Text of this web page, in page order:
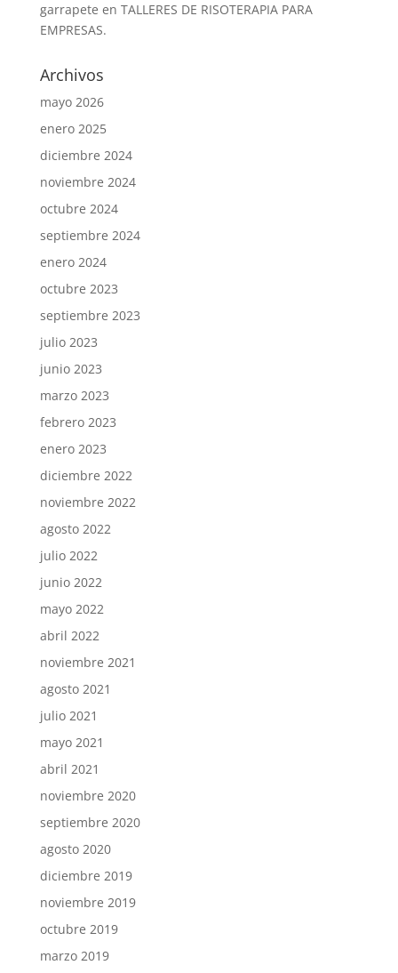
garrapete en TALLERES DE RISOTERAPIA PARA
EMPRESAS.
Archivos
mayo 2026
enero 2025
diciembre 2024
noviembre 2024
octubre 2024
septiembre 2024
enero 2024
octubre 2023
septiembre 2023
julio 2023
junio 2023
marzo 2023
febrero 2023
enero 2023
diciembre 2022
noviembre 2022
agosto 2022
julio 2022
junio 2022
mayo 2022
abril 2022
noviembre 2021
agosto 2021
julio 2021
mayo 2021
abril 2021
noviembre 2020
septiembre 2020
agosto 2020
diciembre 2019
noviembre 2019
octubre 2019
marzo 2019